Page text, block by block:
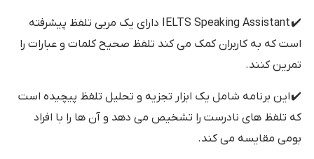
✔️ IELTS Speaking Assistant دارای یک مربی تلفظ پیشرفته
است که به کاربران کمک می کند تلفظ صحیح کلمات و عبارات را
تمرین کنند.
✔️ این برنامه شامل یک ابزار تجزیه و تحلیل تلفظ پیچیده است
که تلفظ های نادرست را تشخیص می دهد و آن ها را با افراد
بومی مقایسه می کند.